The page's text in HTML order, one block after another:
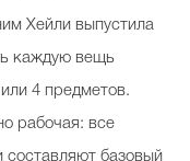
Хейли выпустила
каждую вещь
4 предметов.
рабочая: все
базовый